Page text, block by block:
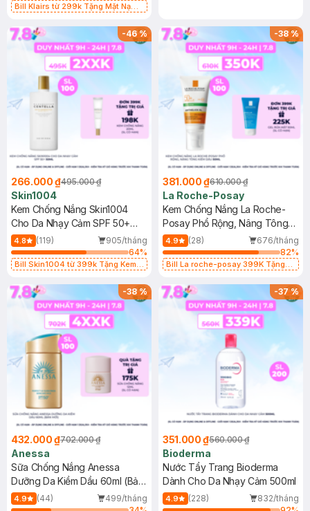
Bill Klairs từ 299k Tặng Mặt Nạ
25ml (SL Có Hạn)
-46%
266.000 ₫495.000 ₫
Skin1004
Kem Chống Nắng Skin1004
Cho Da Nhạy Cảm SPF 50+
50ml
4.8 (119)
905/tháng
64%
Bill Skin1004 từ 399k Tặng Kem
SPF 50+ 20ml (SL Có Hạn)
-38%
381.000 ₫610.000 ₫
La Roche-Posay
Kem Chống Nắng La Roche-
Posay Phổ Rộng, Nâng Tông
Kiềm Dầu 50ml
4.9 (28)
676/tháng
82%
Bill La roche-posay 399K Tặng
(SL có hạn)
-38%
432.000 ₫702.000 ₫
Anessa
Sữa Chống Nắng Anessa
Dưỡng Da Kiềm Dầu 60ml (Bản
Mới)
4.9 (44)
499/tháng
-37%
351.000 ₫560.000 ₫
Bioderma
Nước Tẩy Trang Bioderma
Dành Cho Da Nhạy Cảm 500ml
4.9 (228)
832/tháng